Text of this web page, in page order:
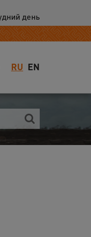
день
RU EN